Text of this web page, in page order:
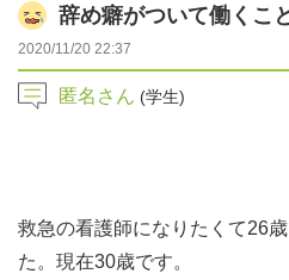
辞め癖がついて働くこ
2020/11/20 22:37
匿名さん (学生)
救急の看護師になりたくて26
た。現在30歳です。